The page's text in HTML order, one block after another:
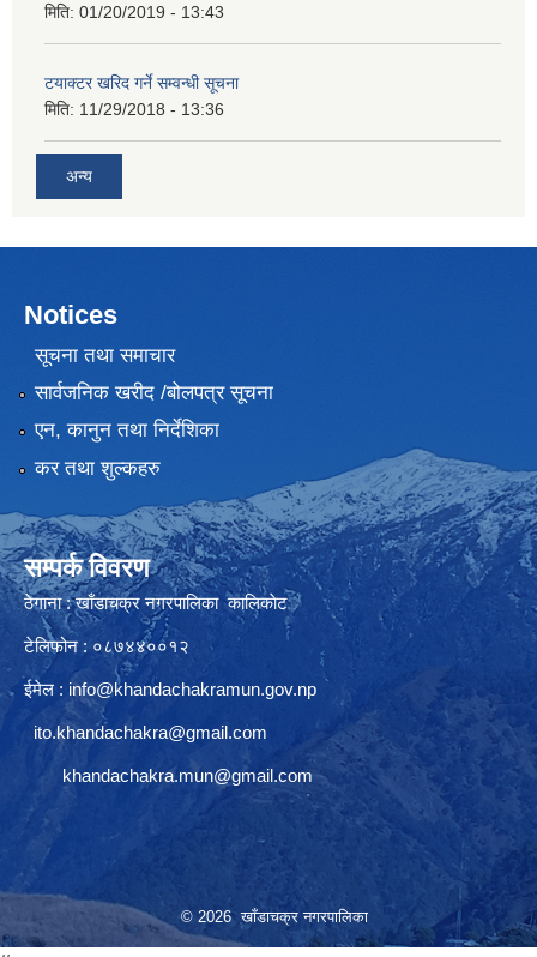
मिति: 01/20/2019 - 13:43
टयाक्टर खरिद गर्ने सम्वन्धी सूचना
मिति: 11/29/2018 - 13:36
अन्य
Notices
सूचना तथा समाचार
सार्वजनिक खरीद /बोलपत्र सूचना
एन, कानुन तथा निर्देशिका
कर तथा शुल्कहरु
सम्पर्क विवरण
ठेगाना : खाँडाचक्र नगरपालिका कालिकाेट
टेलिफोन : ०८७४४००१२
ईमेल : info@khandachakramun.gov.np
ito.khandachakra@gmail.com
khandachakra.mun@gmail.com
© 2026 खाँडाचक्र नगरपालिका